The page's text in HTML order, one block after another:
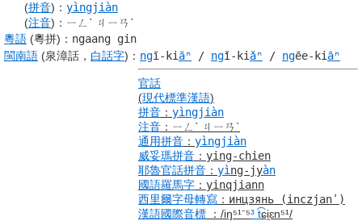
(拼音) ： yìngjiàn
(注音) ： ㄧㄥˋ ㄐㄧㄢˋ
粵語 (粵拼) ： ngaang gin
閩南語 (泉漳話， 白話字) ： ngī-ki āⁿ / ngǐ-ki ǎⁿ / ngēe-ki āⁿ
官話
(現代標準漢語)
拼音 ： yìngjiàn
注音 ： ㄧㄥˋ ㄐㄧㄢˋ
通用拼音 ： yìngjiàn
威妥瑪拼音 ： ying-chien
耶魯官話拼音 ： yì ng-jyàn
國語羅馬字 ： yinqjiann
西里爾字母轉寫 ： инцзянь
(inczjanʹ)
漢語國際音標 ： /iŋ⁵¹⁻⁵³ t͡ɕi̯ɛn⁵¹/